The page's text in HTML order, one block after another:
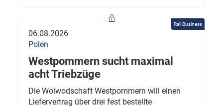
Rail Business
06.08.2026
Polen
Westpommern sucht maximal
acht Triebzüge
Die Woiwodschaft Westpommern will einen
Liefervertrag über drei fest bestellte